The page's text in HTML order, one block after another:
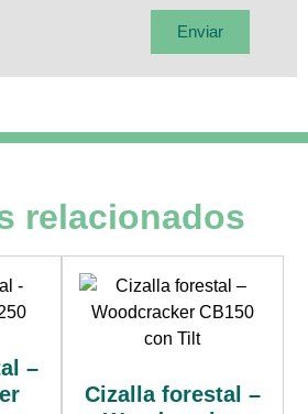
Enviar
relacionados
–
Cizalla forestal –